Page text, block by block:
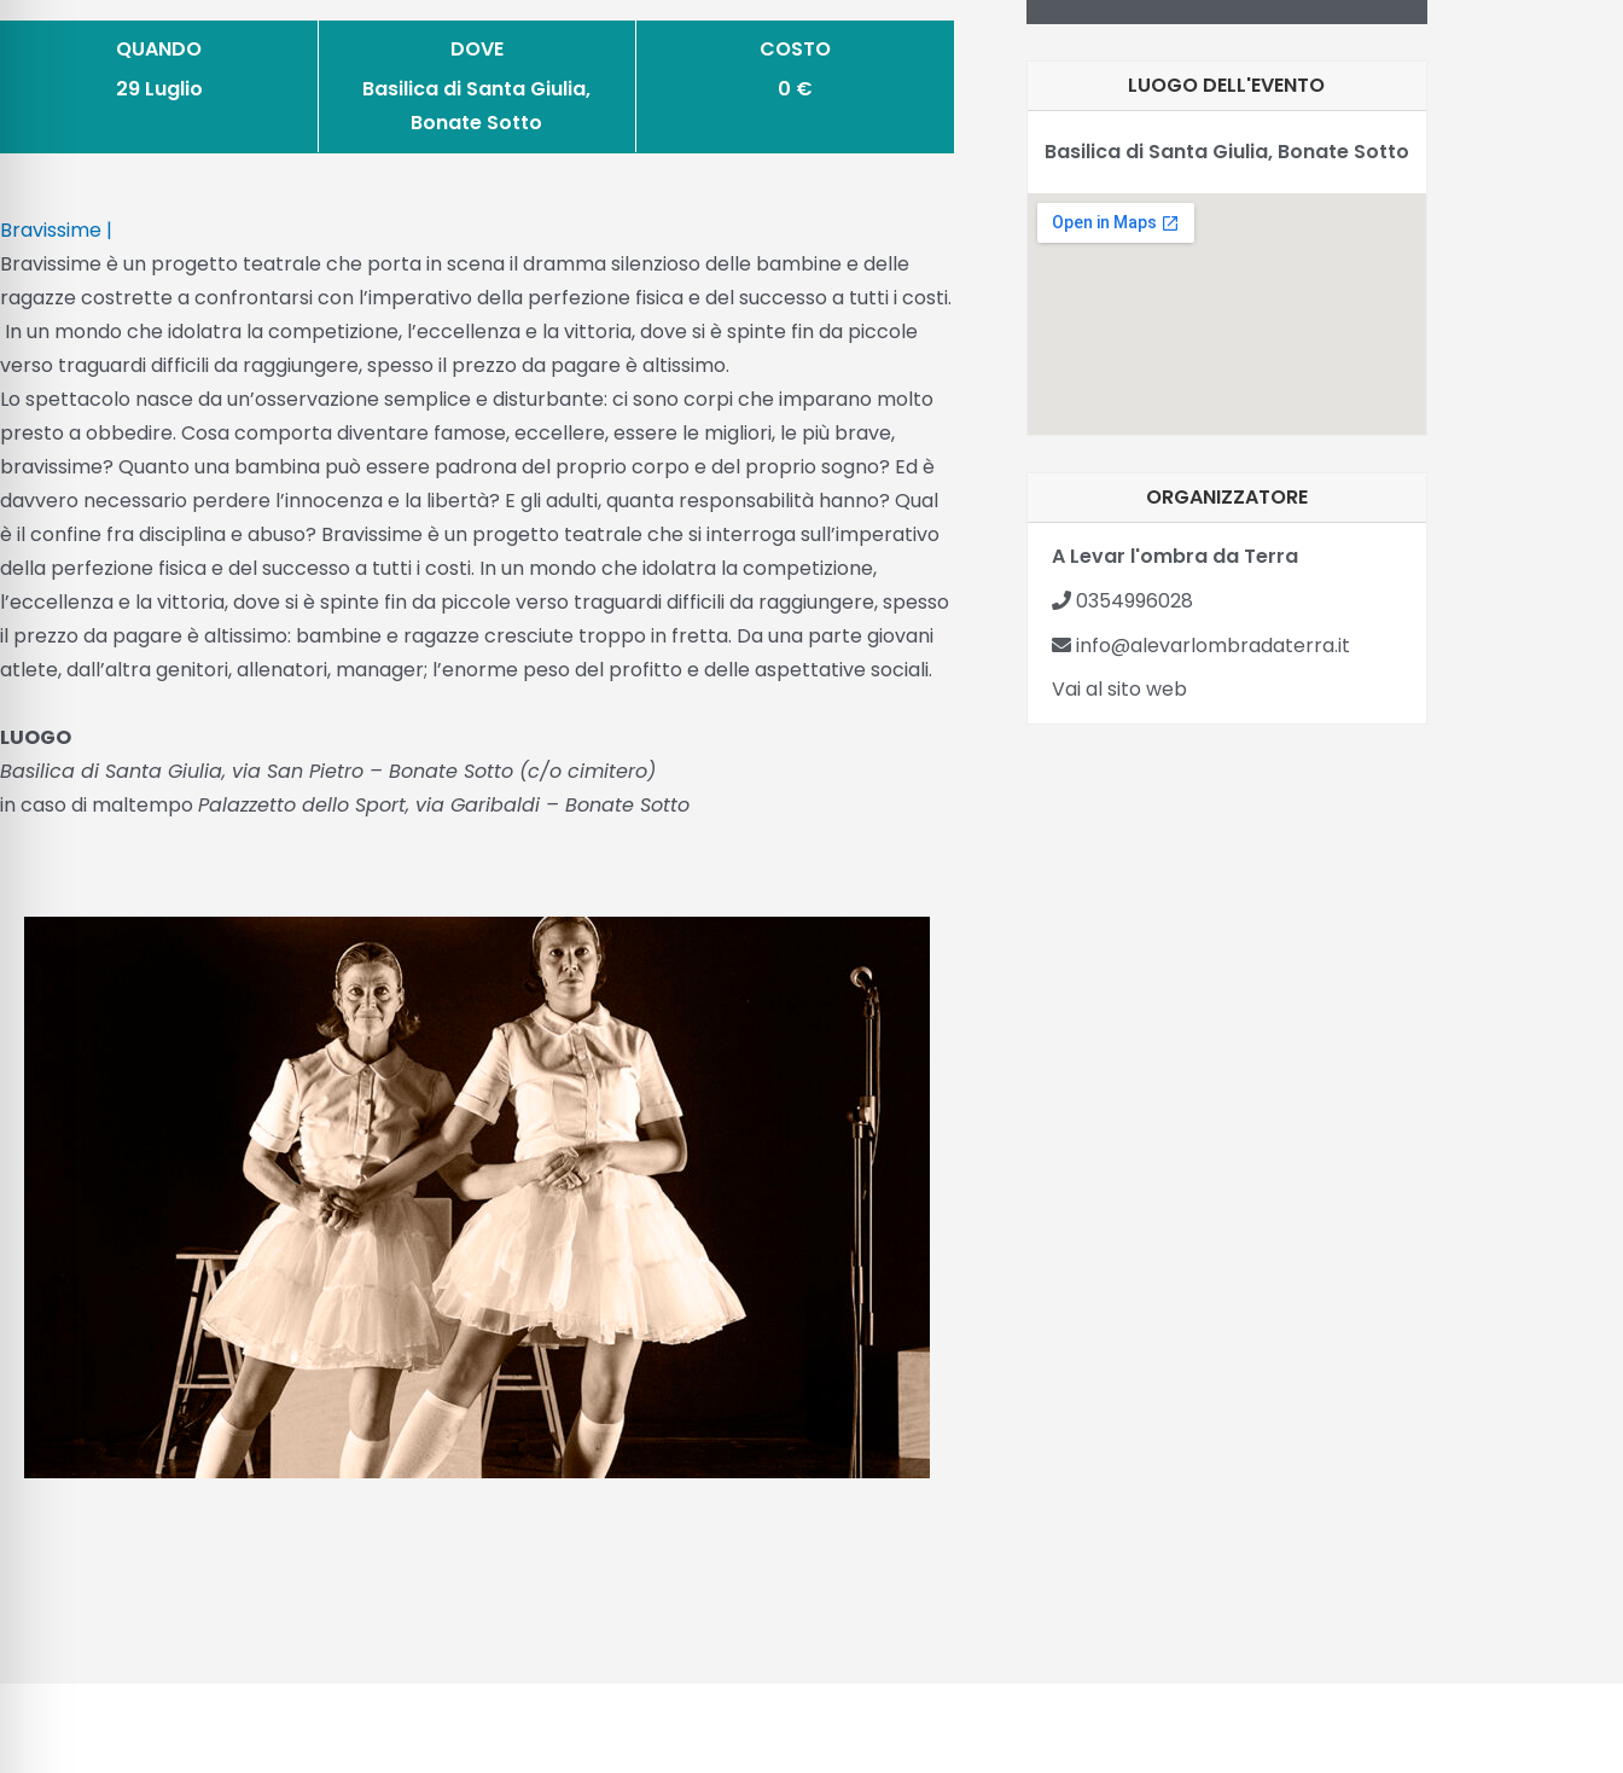
QUANDO
29 Luglio
DOVE
Basilica di Santa Giulia,
Bonate Sotto
COSTO
0 €
Bravissime |
Bravissime è un progetto teatrale che porta in scena il dramma silenzioso delle bambine e delle
ragazze costrette a confrontarsi con l’imperativo della perfezione fisica e del successo a tutti i costi.
In un mondo che idolatra la competizione, l’eccellenza e la vittoria, dove si è spinte fin da piccole
verso traguardi difficili da raggiungere, spesso il prezzo da pagare è altissimo.
Lo spettacolo nasce da un’osservazione semplice e disturbante: ci sono corpi che imparano molto
presto a obbedire. Cosa comporta diventare famose, eccellere, essere le migliori, le più brave,
bravissime? Quanto una bambina può essere padrona del proprio corpo e del proprio sogno? Ed è
davvero necessario perdere l’innocenza e la libertà? E gli adulti, quanta responsabilità hanno? Qual
è il confine fra disciplina e abuso? Bravissime è un progetto teatrale che si interroga sull’imperativo
della perfezione fisica e del successo a tutti i costi. In un mondo che idolatra la competizione,
l’eccellenza e la vittoria, dove si è spinte fin da piccole verso traguardi difficili da raggiungere, spesso
il prezzo da pagare è altissimo: bambine e ragazze cresciute troppo in fretta. Da una parte giovani
atlete, dall’altra genitori, allenatori, manager; l’enorme peso del profitto e delle aspettative sociali.
LUOGO
Basilica di Santa Giulia, via San Pietro – Bonate Sotto (c/o cimitero)
in caso di maltempo Palazzetto dello Sport, via Garibaldi – Bonate Sotto
LUOGO DELL'EVENTO
Basilica di Santa Giulia, Bonate Sotto
ORGANIZZATORE
A Levar l'ombra da Terra
0354996028
info@alevarlombradaterra.it
Vai al sito web